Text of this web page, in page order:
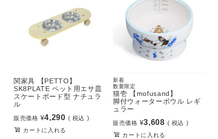
関家具 【PETTO】
SK8PLATE ペット用エサ皿
スケートボード型 ナチュラ
ル
販売価格 ¥4,290
税込
カートに入れる
新着
数量限定
猫壱 【mofusand】
脚付ウォーターボウル レギ
ュラー
販売価格 ¥3,608
税込
カートに入れる